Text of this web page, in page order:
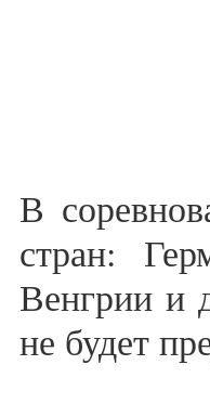
В
стран:
Венгрии и
не будет